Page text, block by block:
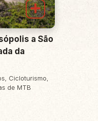
a São
da
Cicloturismo
de MTB